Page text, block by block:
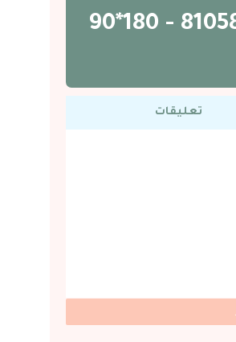
خلفيات تخرج قماشي - 81058 - 180*90
تعليقات